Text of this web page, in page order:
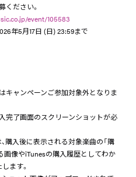
ください。
event/105583
年5月17日 (日) 23:59まで
キャンペーンご参加対象外となりま
完了画面のスクリーンショットが必
購入後に表示される対象楽曲の「購
画像やiTunesの購入履歴としてわか
ます。